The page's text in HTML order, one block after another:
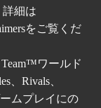
細は
をご覧くだ
ワールド
、Rivals、
ムプレイにの